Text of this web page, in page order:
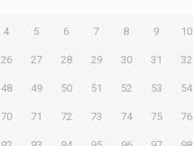
4 5 6 7 8 9 10
26 27 28 29 30 31 32
48 49 50 51 52 53 54
70 71 72 73 74 75 76